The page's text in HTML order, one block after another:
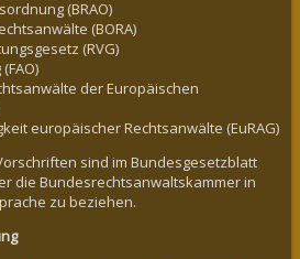
(BRAO)
(BORA)
(RVG)
der Europäischen
europäischer Rechtsanwälte (EuRAG)
sind im Bundesgesetzblatt
die Bundesrechtsanwaltskammer in
zu beziehen.